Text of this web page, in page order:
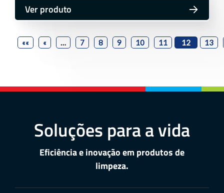
Ver produto
«« « … 7 8 9 10 11 12 13
Soluções para a vida
Eficiência e inovação em produtos de
limpeza.